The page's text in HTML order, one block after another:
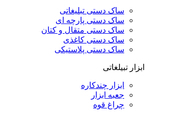
ساک دستی تبلیغاتی
ساک دستی پارچه ای
ساک دستی متقال و کتان
ساک دستی کاغذی
ساک دستی پلاستیکی
ابزار تبیلغاتی
ابزار چندکاره
جعبه ابزار
چراغ قوه